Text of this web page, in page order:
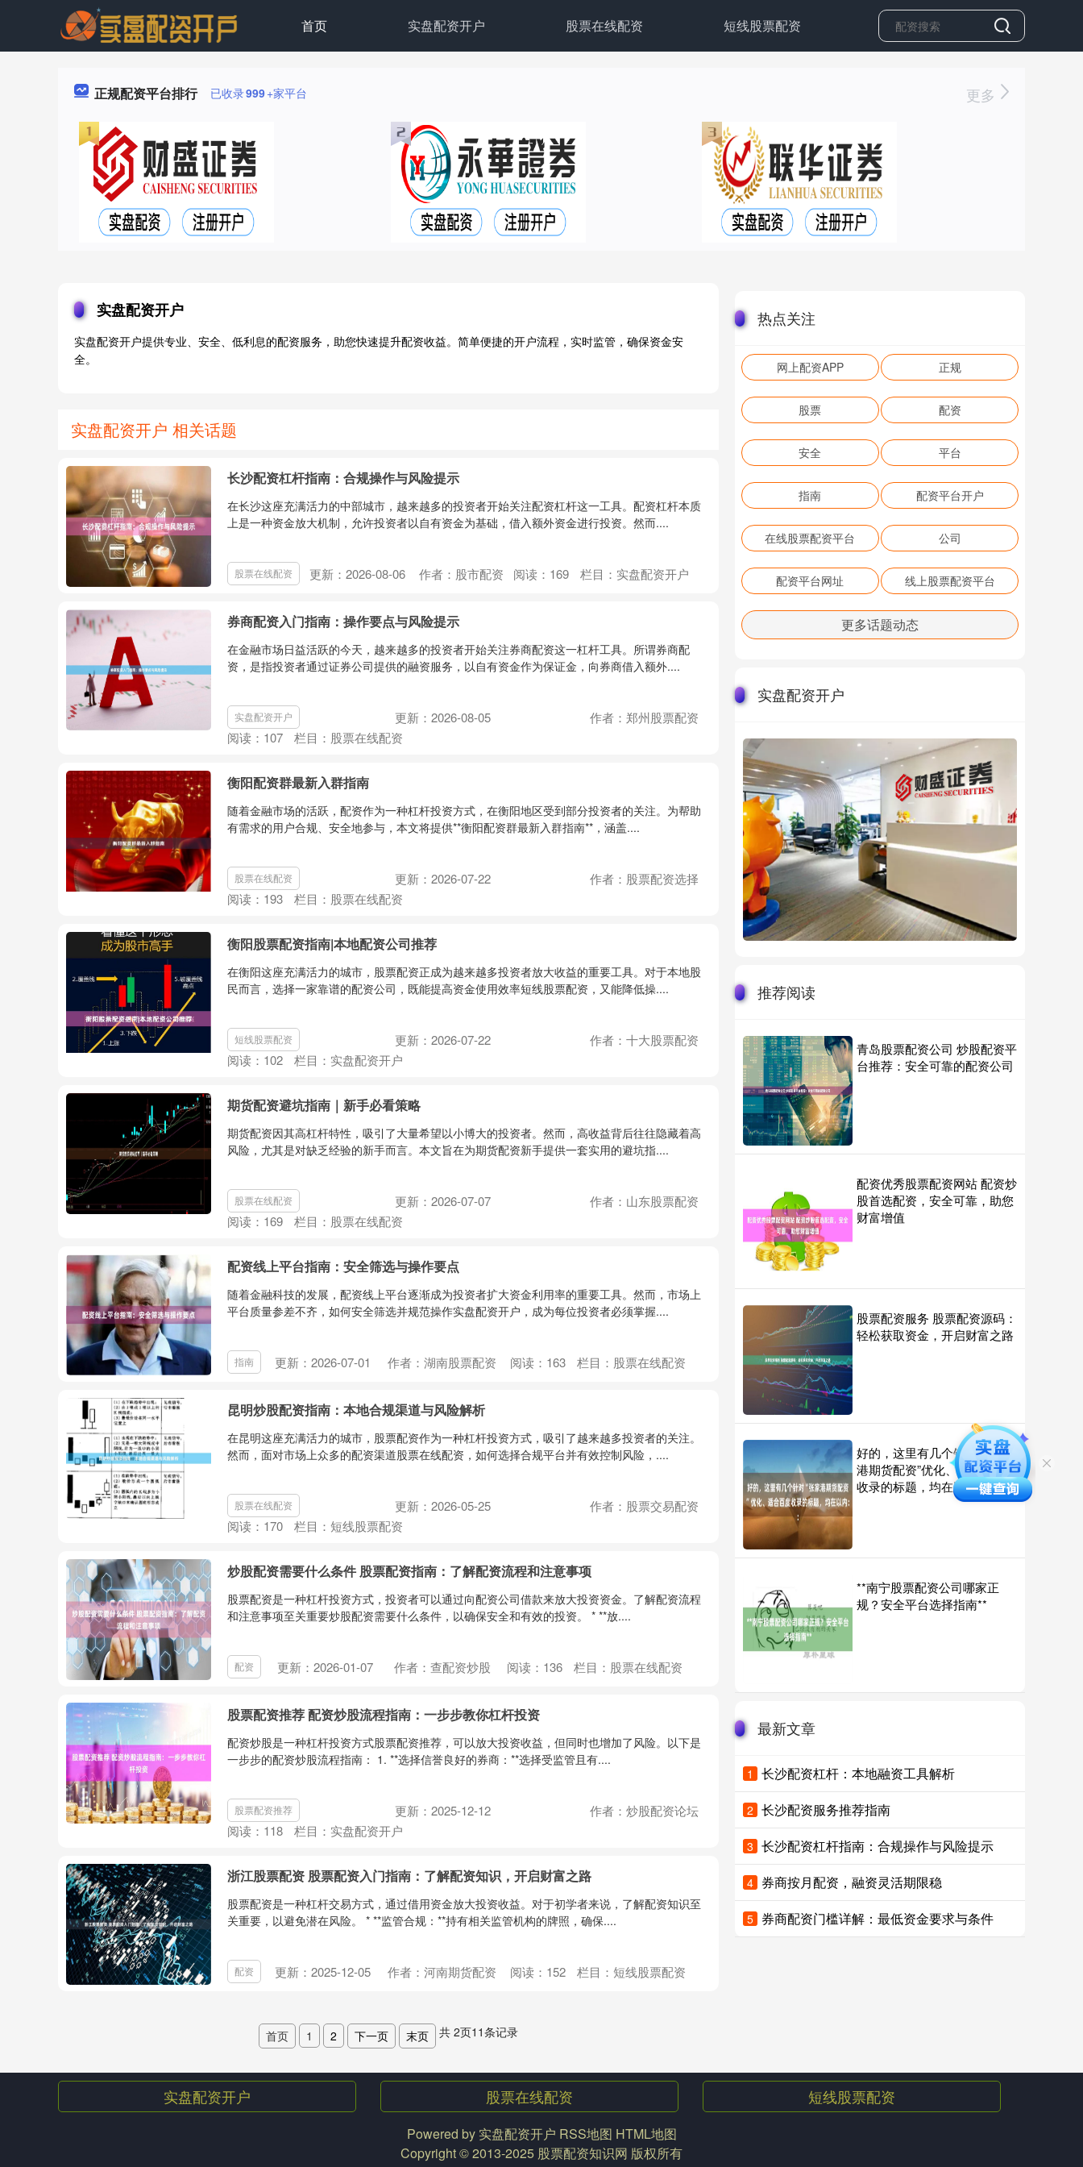
首页 实盘配资开户 股票在线配资 短线股票配资
正规配资平台排行 已收录999+家平台 更多
实盘配资开户
实盘配资开户提供专业、安全、低利息的配资服务，助您快速提升配资收益。简单便捷的开户流程，实时监管，确保资金安
全。
实盘配资开户 相关话题
长沙配资杠杆指南：合规操作与风险提示
在长沙这座充满活力的中部城市，越来越多的投资者开始关注配资杠杆这一工具。配资杠杆本质
上是一种资金放大机制，允许投资者以自有资金为基础，借入额外资金进行投资。然而....
股票在线配资 更新：2026-08-06 作者：股市配资 阅读： 169 栏目： 实盘配资开户
券商配资入门指南：操作要点与风险提示
在金融市场日益活跃的今天，越来越多的投资者开始关注券商配资这一杠杆工具。所谓券商配
资，是指投资者通过证券公司提供的融资服务，以自有资金作为保证金，向券商借入额外....
实盘配资开户 更新：2026-08-05
作者：郑州股票配资
阅读： 107 栏目： 股票在线配资
衡阳配资群最新入群指南
随着金融市场的活跃，配资作为一种杠杆投资方式，在衡阳地区受到部分投资者的关注。为帮助
有需求的用户合规、安全地参与，本文将提供**衡阳配资群最新入群指南**，涵盖....
股票在线配资 更新：2026-07-22
作者：股票配资选择
阅读： 193 栏目： 股票在线配资
衡阳股票配资指南|本地配资公司推荐
在衡阳这座充满活力的城市，股票配资正成为越来越多投资者放大收益的重要工具。对于本地股
民而言，选择一家靠谱的配资公司，既能提高资金使用效率短线股票配资，又能降低操....
短线股票配资 更新：2026-07-22
作者：十大股票配资
阅读： 102 栏目： 实盘配资开户
期货配资避坑指南｜新手必看策略
期货配资因其高杠杆特性，吸引了大量希望以小博大的投资者。然而，高收益背后往往隐藏着高
风险，尤其是对缺乏经验的新手而言。本文旨在为期货配资新手提供一套实用的避坑指....
股票在线配资 更新：2026-07-07
作者：山东股票配资
阅读： 169 栏目： 股票在线配资
配资线上平台指南：安全筛选与操作要点
随着金融科技的发展，配资线上平台逐渐成为投资者扩大资金利用率的重要工具。然而，市场上
平台质量参差不齐，如何安全筛选并规范操作实盘配资开户，成为每位投资者必须掌握....
指南 更新：2026-07-01 作者：湖南股票配资 阅读： 163 栏目： 股票在线配资
昆明炒股配资指南：本地合规渠道与风险解析
在昆明这座充满活力的城市，股票配资作为一种杠杆投资方式，吸引了越来越多投资者的关注。
然而，面对市场上众多的配资渠道股票在线配资，如何选择合规平台并有效控制风险，....
股票在线配资 更新：2026-05-25
作者：股票交易配资
阅读： 170 栏目： 短线股票配资
炒股配资需要什么条件 股票配资指南：了解配资流程和注意事项
股票配资是一种杠杆投资方式，投资者可以通过向配资公司借款来放大投资资金。了解配资流程
和注意事项至关重要炒股配资需要什么条件，以确保安全和有效的投资。 * **放....
配资 更新：2026-01-07 作者：查配资炒股 阅读： 136 栏目： 股票在线配资
股票配资推荐 配资炒股流程指南：一步步教你杠杆投资
配资炒股是一种杠杆投资方式股票配资推荐，可以放大投资收益，但同时也增加了风险。以下是
一步步的配资炒股流程指南： 1. **选择信誉良好的券商：**选择受监管且有....
股票配资推荐 更新：2025-12-12
作者：炒股配资论坛
阅读： 118 栏目： 实盘配资开户
浙江股票配资 股票配资入门指南：了解配资知识，开启财富之路
股票配资是一种杠杆交易方式，通过借用资金放大投资收益。对于初学者来说，了解配资知识至
关重要，以避免潜在风险。 * **监管合规：**持有相关监管机构的牌照，确保....
配资 更新：2025-12-05 作者：河南期货配资 阅读： 152 栏目： 短线股票配资
首页 1 2 下一页 末页 共 2页11条记录
热点关注
网上配资APP 正规
股票 配资
安全 平台
指南 配资平台开户
在线股票配资平台 公司
配资平台网址 线上股票配资平台
更多话题动态
实盘配资开户
推荐阅读
青岛股票配资公司 炒股配资平
台推荐：安全可靠的配资公司
配资优秀股票配资网站 配资炒
股首选配资，安全可靠，助您
财富增值
股票配资服务 股票配资源码：
轻松获取资金，开启财富之路
好的，这里有几个针对“张家
港期货配资”优化、适合百度
收录的标题，均在以内：
**南宁股票配资公司哪家正
规？安全平台选择指南**
最新文章
1 长沙配资杠杆：本地融资工具解析
2 长沙配资服务推荐指南
3 长沙配资杠杆指南：合规操作与风险提示
4 券商按月配资，融资灵活期限稳
5 券商配资门槛详解：最低资金要求与条件
实盘配资开户 股票在线配资 短线股票配资
Powered by 实盘配资开户 RSS地图 HTML地图
Copyright© 2013-2025 股票配资知识网 版权所有